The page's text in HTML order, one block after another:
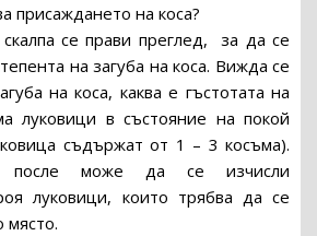
присаждането на коса?
се прави преглед, за да се
на загуба на коса. Вижда се
на коса, каква е гъстотата на
луковици в състояние на покой
съдържат от 1 – 3 косъма).
може да се изчисли
луковици, които трябва да се
място.